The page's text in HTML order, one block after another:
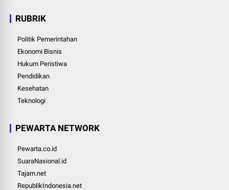
RUBRIK
Politik Pemerintahan
Ekonomi Bisnis
Hukum Peristiwa
Pendidikan
Kesehatan
Teknologi
PEWARTA NETWORK
Pewarta.co.id
SuaraNasional.id
Tajam.net
RepublikIndonesia.net